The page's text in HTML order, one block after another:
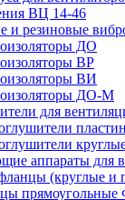
ВЦ 14-46
резиновые
ДО
ВР
ВИ
ДО-М
для
аппараты для
(круглые и